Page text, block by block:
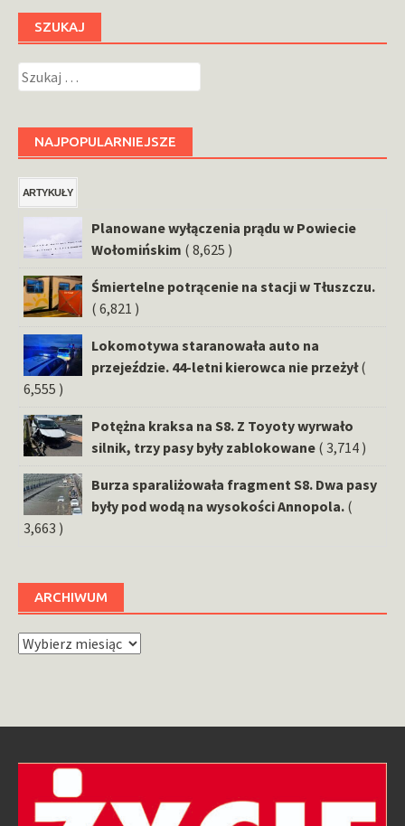
SZUKAJ
Szukaj:
NAJPOPULARNIEJSZE
ARTYKUŁY
Planowane wyłączenia prądu w Powiecie
Wołomińskim ( 8,625 )
Śmiertelne potrącenie na stacji w Tłuszczu.
( 6,821 )
Lokomotywa staranowała auto na
przejeździe. 44-letni kierowca nie przeżył (
6,555 )
Potężna kraksa na S8. Z Toyoty wyrwało
silnik, trzy pasy były zablokowane ( 3,714 )
Burza sparaliżowała fragment S8. Dwa pasy
były pod wodą na wysokości Annopola. (
3,663 )
ARCHIWUM
Archiwum